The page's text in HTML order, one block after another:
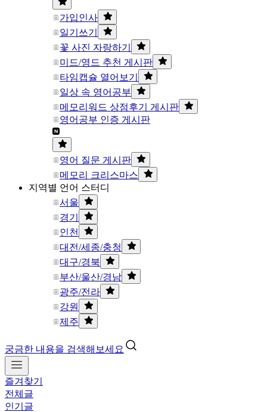
가입인사
일기쓰기
꽃 사진 자랑하기
미드/영드 추천 게시판
타임캡슐 열어보기
일상 속 영어공부
메모리워드 상점후기 게시판
영어공부 인증 게시판
영어 질문 게시판
메모리 크리스마스
지역별 언어 스터디
서울
경기
인천
대전/세종/충청
대구/경북
부산/울산/경남
광주/전라
강원
제주
궁금한 내용을 검색해보세요
즐겨찾기
전체글
인기글